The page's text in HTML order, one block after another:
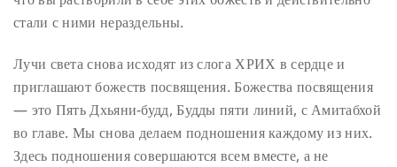
стали с ними нераздельны.
Лучи света снова исходят из слога ХРИХ в сердце и
приглашают божеств посвящения. Божества посвящения
— это Пять Дхьяни-будд, Будды пяти линий, с Амитабхой
во главе. Мы снова делаем подношения каждому из них.
Здесь подношения совершаются всем вместе, а не